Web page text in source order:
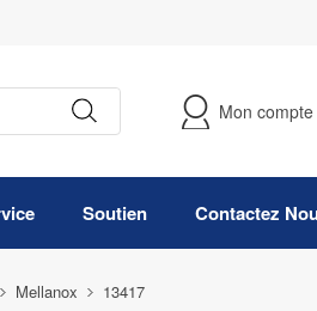
Mon compte
Soutien Contactez
Mellanox 13417